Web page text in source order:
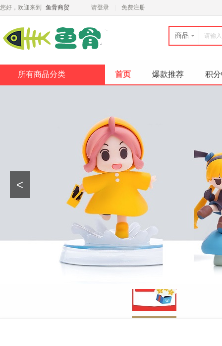
您好，欢迎来到 鱼骨商贸 请登录 免费注册
商品
所有商品分类 首页 爆款推荐 积
<